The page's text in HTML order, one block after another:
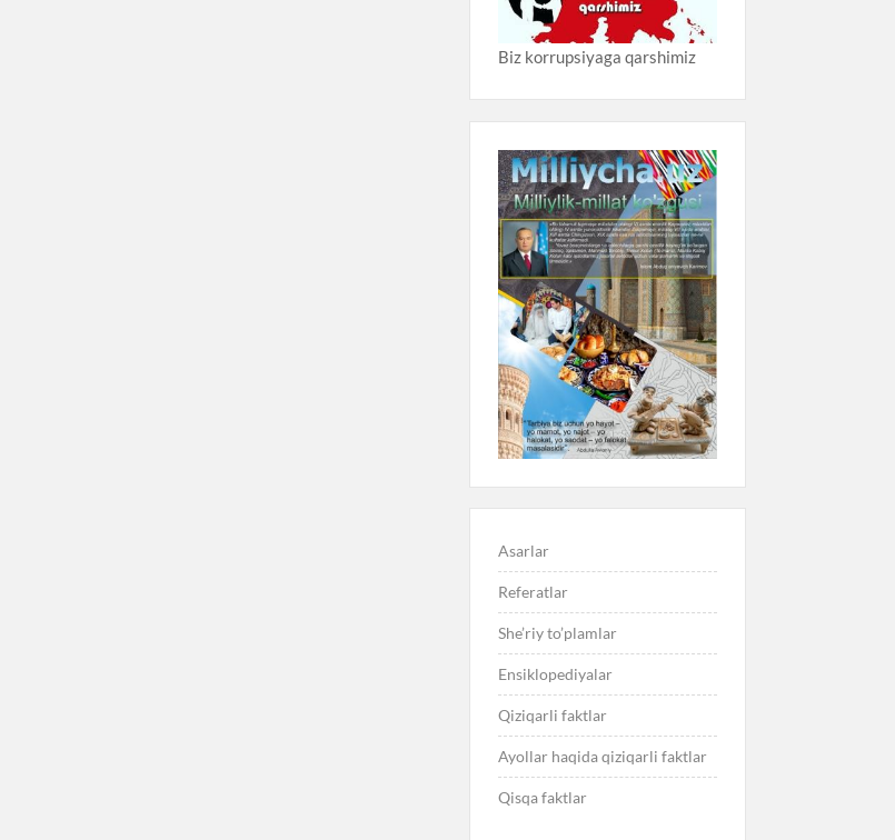
Biz korrupsiyaga qarshimiz
Asarlar
Referatlar
She’riy to’plamlar
Ensiklopediyalar
Qiziqarli faktlar
Ayollar haqida qiziqarli faktlar
Qisqa faktlar